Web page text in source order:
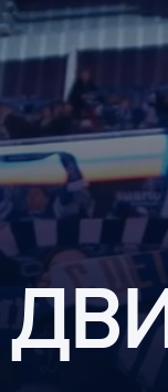
Амур
Барыс
Салават
Сибирь